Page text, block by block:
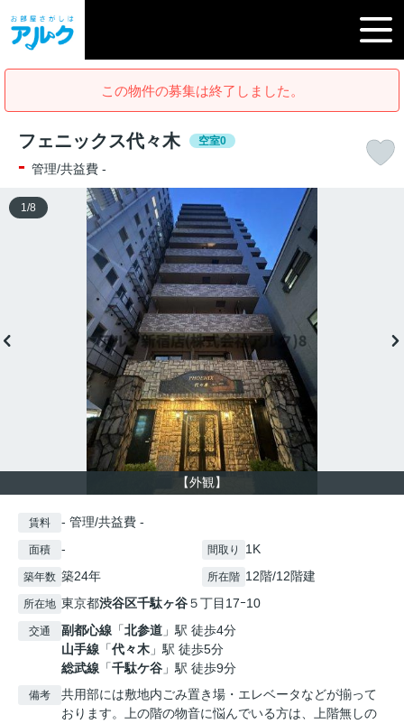
この物件の募集は終了しました。
フェニックス代々木 空室0
- 管理/共益費 -
【外観】
1 /8
賃料 - 管理/共益費 -
面積 - 間取り 1K
築年数 築24年 所在階 12階/12階建
所在地 東京都渋谷区千駄ヶ谷５丁目17ｰ10
交通 副都心線 「北参道 」駅 徒歩4分
山手線 「代々木 」駅 徒歩5分
総武線 「千駄ケ谷 」駅 徒歩9分
備考
共用部には敷地内ごみ置き場・エレベータなどが揃って
おります。上の階の物音に悩んでいる方は、上階無しの